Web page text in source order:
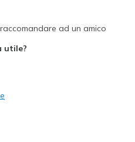
ad un amico
utile?